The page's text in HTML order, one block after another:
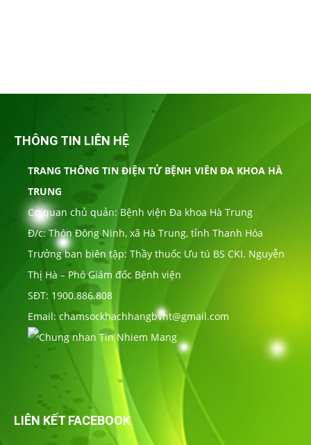
THÔNG TIN LIÊN HỆ
TRANG THÔNG TIN ĐIỆN TỬ BỆNH VIÊN ĐA KHOA HÀ
TRUNG
Cơ quan chủ quản: Bệnh viện Đa khoa Hà Trung
Đ/c: Thôn Đông Ninh, xã Hà Trung, tỉnh Thanh Hóa
Trưởng ban biên tập: Thầy thuốc Ưu tú BS CKI. Nguyễn
Thị Hà – Phó Giám đốc Bệnh viện
SĐT: 1900.886.808
Email: chamsockhachhangbvht@gmail.com
LIÊN KẾT FACEBOOK